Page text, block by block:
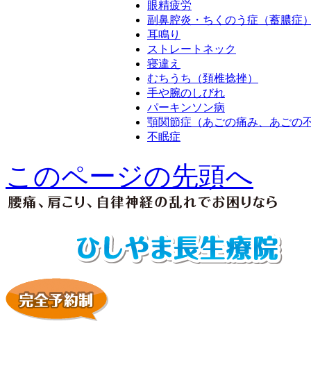
眼精疲労
副鼻腔炎・ちくのう症（蓄膿症
耳鳴り
ストレートネック
寝違え
むちうち（頚椎捻挫）
手や腕のしびれ
パーキンソン病
顎関節症（あごの痛み、あごの
不眠症
このページの先頭へ